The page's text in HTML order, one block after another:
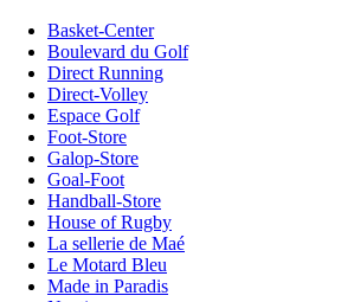
Basket-Center
Boulevard du Golf
Direct Running
Direct-Volley
Espace Golf
Foot-Store
Galop-Store
Goal-Foot
Handball-Store
House of Rugby
La sellerie de Maé
Le Motard Bleu
Made in Paradis